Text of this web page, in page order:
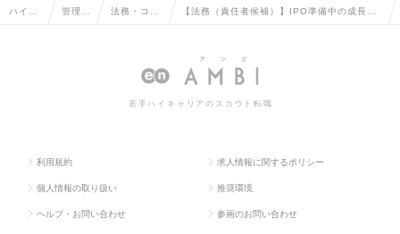
ハイク 管理部 法務・コン
スの転職
【法務（責任者候補）】IPO準備中の成長企
化、構築・運用を担うの求人情報
若手ハイキャリアのスカウト転職
利用規約 求人情報に関するポリシー
個人情報の取り扱い 推奨環境
ヘルプ・お問い合わせ 参画のお問い合わせ